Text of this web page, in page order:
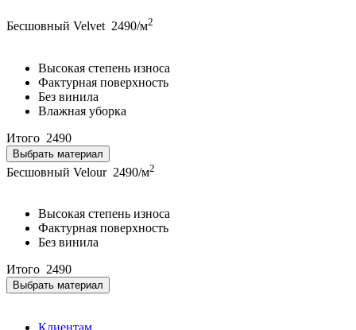
Бесшовный Velvet 2490/м2
Высокая степень износа
Фактурная поверхность
Без винила
Влажная уборка
Итого 2490
Выбрать материал
Бесшовный Velour 2490/м2
Высокая степень износа
Фактурная поверхность
Без винила
Итого 2490
Выбрать материал
Клиентам